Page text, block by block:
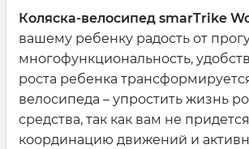
Коляска-велосипед smarTrike
вашему ребенку радость от
многофункциональность,
роста ребенка
велосипеда – упростить жизнь
средства, так как вам не
координацию движений и